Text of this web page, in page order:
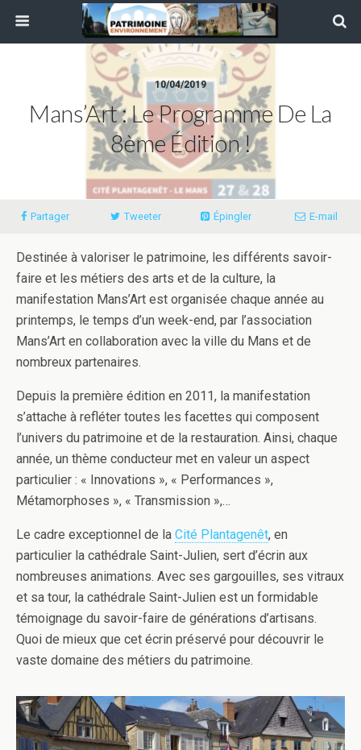
10/04/2019
Mans’Art : Le Programme De La
8ème Édition !
Partager Tweeter Épingler E-mail
Destinée à valoriser le patrimoine, les différents savoir-
faire et les métiers des arts et de la culture, la
manifestation Mans’Art est organisée chaque année au
printemps, le temps d’un week-end, par l’association
Mans’Art en collaboration avec la ville du Mans et de
nombreux partenaires.
Depuis la première édition en 2011, la manifestation
s’attache à refléter toutes les facettes qui composent
l’univers du patrimoine et de la restauration. Ainsi, chaque
année, un thème conducteur met en valeur un aspect
particulier : « Innovations », « Performances »,
Métamorphoses », « Transmission »,…
Le cadre exceptionnel de la Cité Plantagenêt, en
particulier la cathédrale Saint-Julien, sert d’écrin aux
nombreuses animations. Avec ses gargouilles, ses vitraux
et sa tour, la cathédrale Saint-Julien est un formidable
témoignage du savoir-faire de générations d’artisans.
Quoi de mieux que cet écrin préservé pour découvrir le
vaste domaine des métiers du patrimoine.